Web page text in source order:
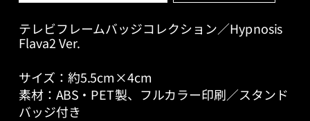
テレビフレームバッジコレクション／Hypnosis
Flava2 Ver.
サイズ：約5.5cm×4cm
素材：ABS・PET製、フルカラー印刷／スタンド
バッジ付き